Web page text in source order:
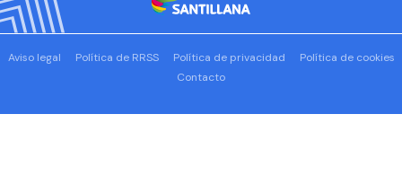
Aviso legal Política de RRSS Política de privacidad
Política de cookies
Contacto